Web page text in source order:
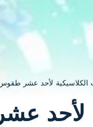
الكلاسيكية لأحد عشر